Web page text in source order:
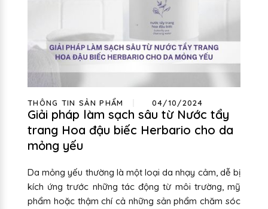
THÔNG TIN SẢN PHẨM 04/10/2024
Giải pháp làm sạch sâu từ Nước tẩy
trang Hoa đậu biếc Herbario cho da
mỏng yếu
Da mỏng yếu thường là một loại da nhạy cảm, dễ bị
kích ứng trước những tác động từ môi trường, mỹ
phẩm hoặc thậm chí cả những sản phẩm chăm sóc